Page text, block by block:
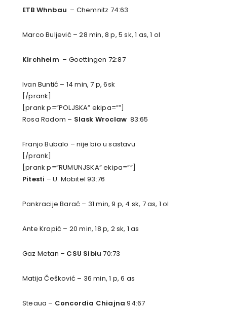
ETB Whnbau – Chemnitz 74:63
Marco Buljević – 28 min, 8 p, 5 sk, 1 as, 1 ol
Kirchheim – Goettingen 72:87
Ivan Buntić – 14 min, 7 p, 6sk
[/prank]
[prank p=”POLJSKA” ekipa=””]
Rosa Radom – Slask Wroclaw 83:65
Franjo Bubalo – nije bio u sastavu
[/prank]
[prank p=”RUMUNJSKA” ekipa=””]
Pitesti – U. Mobitel 93:76
Pankracije Barać – 31 min, 9 p, 4 sk, 7 as, 1 ol
Ante Krapić – 20 min, 18 p, 2 sk, 1 as
Gaz Metan – CSU Sibiu 70:73
Matija Češković – 36 min, 1 p, 6 as
Steaua – Concordia Chiajna 94:67